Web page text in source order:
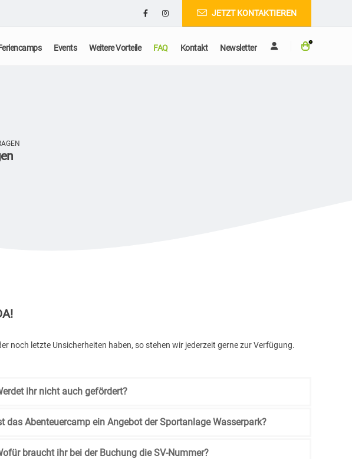
JETZT KONTAKTIEREN
Events Weitere Vorteile FAQ Kontakt Newsletter
0
noch letzte Unsicherheiten haben, so stehen wir jederzeit gerne zur Verfügung.
ihr nicht auch gefördert?
das Abenteuercamp ein Angebot der Sportanlage Wasserpark?
braucht ihr bei der Buchung die SV-Nummer?